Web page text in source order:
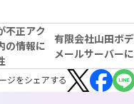
不正アク
の情報に
有限会社山田ボデ
メールサーバー
ジをシェアする